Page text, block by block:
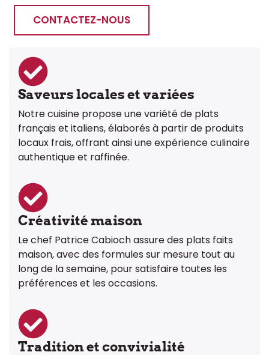
CONTACTEZ-NOUS
Saveurs locales et variées
Notre cuisine propose une variété de plats
français et italiens, élaborés à partir de produits
locaux frais, offrant ainsi une expérience culinaire
authentique et raffinée.
Créativité maison
Le chef Patrice Cabioch assure des plats faits
maison, avec des formules sur mesure tout au
long de la semaine, pour satisfaire toutes les
préférences et les occasions.
Tradition et convivialité